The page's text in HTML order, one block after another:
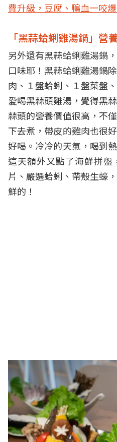
費升級，豆腐、鴨血一咬
「黑蒜蛤蜊雞湯鍋」營
另外還有黑蒜蛤蜊雞湯鍋
口味耶！黑蒜蛤蜊雞湯鍋
肉、１盤蛤蜊、１盤菜盤
愛喝黑蒜頭雞湯，覺得黑
蒜頭的營養價值很高，不
下去煮，帶皮的雞肉也很
好喝。冷冷的天氣，喝到
這天額外又點了海鮮拼
片、嚴選蛤蜊、帶殼生蠔
鮮的！